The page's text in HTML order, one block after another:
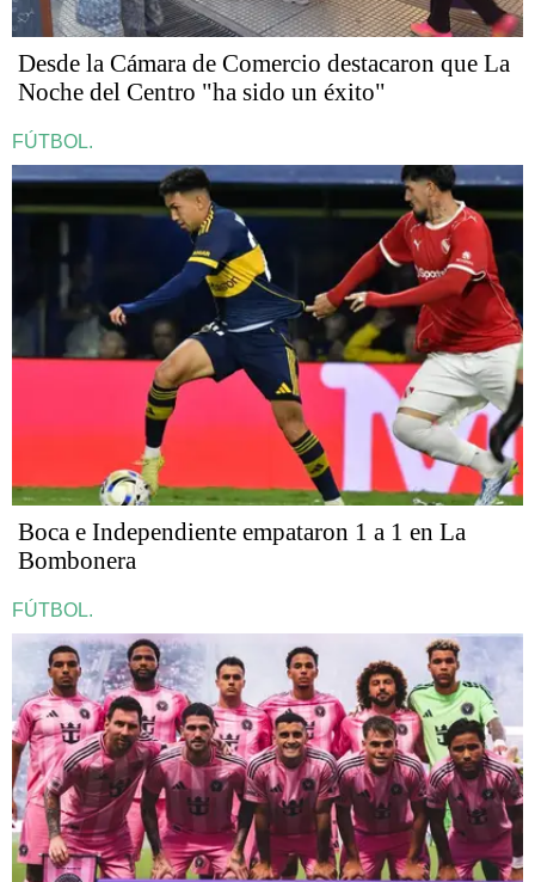
Desde la Cámara de Comercio destacaron que La
Noche del Centro "ha sido un éxito"
FÚTBOL.
Boca e Independiente empataron 1 a 1 en La
Bombonera
FÚTBOL.